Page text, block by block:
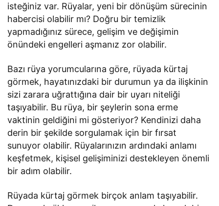
isteğiniz var. Rüyalar, yeni bir dönüşüm sürecinin
habercisi olabilir mı? Doğru bir temizlik
yapmadığınız sürece, gelişim ve değişimin
önündeki engelleri aşmanız zor olabilir.
Bazı rüya yorumcularına göre, rüyada kürtaj
görmek, hayatınızdaki bir durumun ya da ilişkinin
sizi zarara uğrattığına dair bir uyarı niteliği
taşıyabilir. Bu rüya, bir şeylerin sona erme
vaktinin geldiğini mi gösteriyor? Kendinizi daha
derin bir şekilde sorgulamak için bir fırsat
sunuyor olabilir. Rüyalarınızın ardındaki anlamı
keşfetmek, kişisel gelişiminizi destekleyen önemli
bir adım olabilir.
Rüyada kürtaj görmek birçok anlam taşıyabilir.